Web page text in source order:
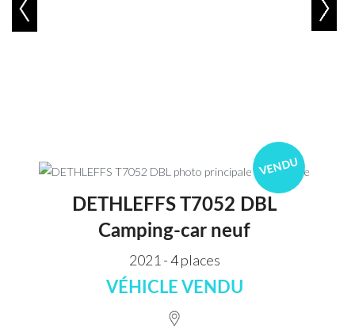
VENDU
DETHLEFFS T7052 DBL
Camping-car neuf
2021 - 4 places
VÉHICLE VENDU